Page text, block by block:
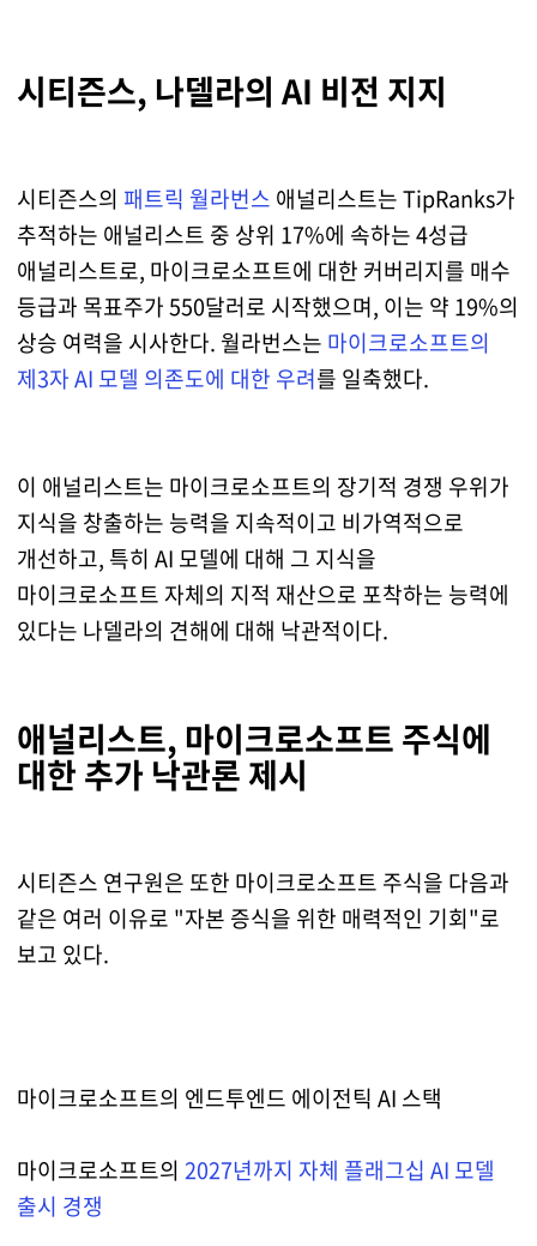
시티즌스, 나델라의 AI 비전 지지
시티즌스의 패트릭 월라번스 애널리스트는 TipRanks가
추적하는 애널리스트 중 상위 17%에 속하는 4성급
애널리스트로, 마이크로소프트에 대한 커버리지를 매수
등급과 목표주가 550달러로 시작했으며, 이는 약 19%의
상승 여력을 시사한다. 월라번스는 마이크로소프트의
제3자 AI 모델 의존도에 대한 우려를 일축했다.
이 애널리스트는 마이크로소프트의 장기적 경쟁 우위가
지식을 창출하는 능력을 지속적이고 비가역적으로
개선하고, 특히 AI 모델에 대해 그 지식을
마이크로소프트 자체의 지적 재산으로 포착하는 능력에
있다는 나델라의 견해에 대해 낙관적이다.
애널리스트, 마이크로소프트 주식에
대한 추가 낙관론 제시
시티즌스 연구원은 또한 마이크로소프트 주식을 다음과
같은 여러 이유로 "자본 증식을 위한 매력적인 기회"로
보고 있다.
마이크로소프트의 엔드투엔드 에이전틱 AI 스택
마이크로소프트의 2027년까지 자체 플래그십 AI 모델
출시 경쟁